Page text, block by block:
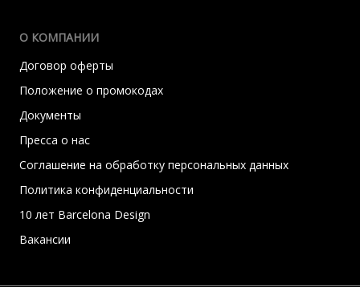
О КОМПАНИИ
Договор оферты
Положение о промокодах
Документы
Пресса о нас
Соглашение на обработку персональных данных
Политика конфиденциальности
10 лет Barcelona Design
Вакансии